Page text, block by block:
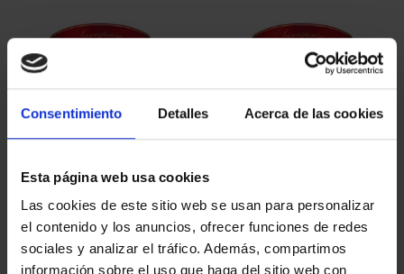
Consentimiento Detalles Acerca de las cookies
Esta página web usa cookies
Las cookies de este sitio web se usan para personalizar
el contenido y los anuncios, ofrecer funciones de redes
sociales y analizar el tráfico. Además, compartimos
información sobre el uso que haga del sitio web con
SUSCRIPCIÓN
CAPITALES DE
PROVINCIA 1
949,00 €
SUSCRIPCIÓN
CAPITALES DE
PROVINCIA 2
949,00 €